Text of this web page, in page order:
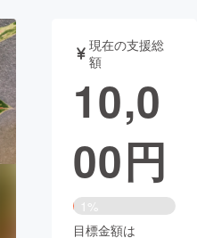
ット ゲーム・サ
チャレンジ
現在の支援総
額
10,0
00円
1%
目標金額は